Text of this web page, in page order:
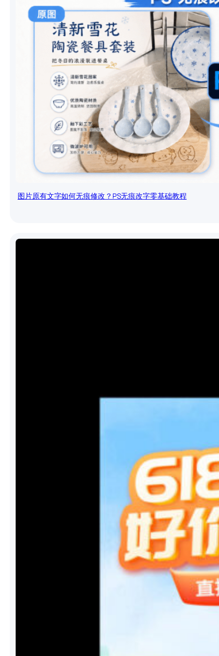
图片原有文字如何无痕修改？PS无痕改字零基础教程